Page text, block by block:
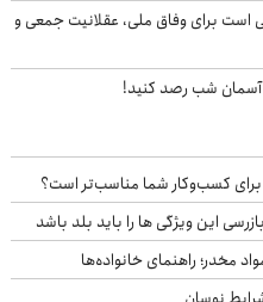
است برای وفاق ملی، عقلانیت جمعی و
آسمان شب رصد کنید!
برای کسب‌وکار شما مناسب‌تر است؟
این ویژگی ها را باید بلد باشد